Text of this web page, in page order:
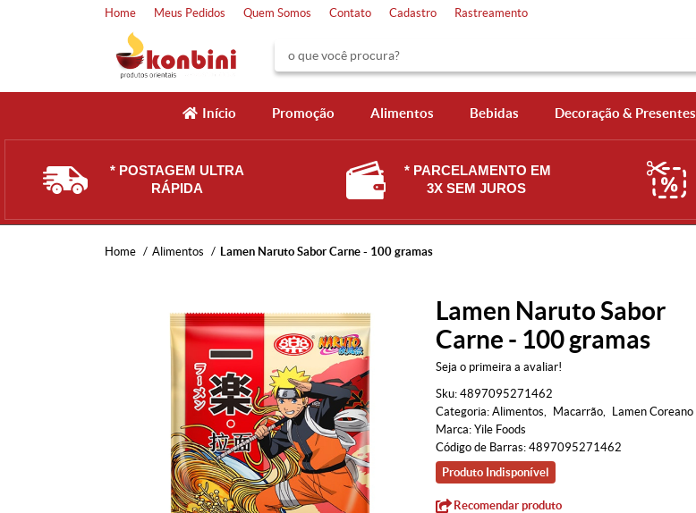
Home Meus Pedidos Quem Somos Contato Cadastro Rastreamento
Início Promoção Alimentos Bebidas Decoração & Presentes
* POSTAGEM ULTRA
RÁPIDA
* PARCELAMENTO EM
3X SEM JUROS
Home Alimentos Lamen Naruto Sabor Carne - 100 gramas
Lamen Naruto Sabor
Carne - 100 gramas
Seja o primeira a avaliar!
Sku: 4897095271462
Categoria: Alimentos Macarrão
Lamen Coreano
Marca: Yile Foods
Código de Barras: 4897095271462
Produto Indisponível
Recomendar produto